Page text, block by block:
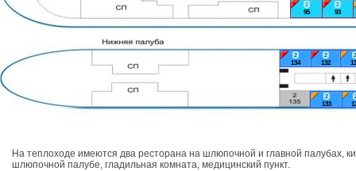
2
2
132
2
133
2
134
2
93
2
95
На теплоходе имеются два ресторана на шлюпочной и главной палубах,
шлюпочной палубе, гладильная комната, медицинский пункт.